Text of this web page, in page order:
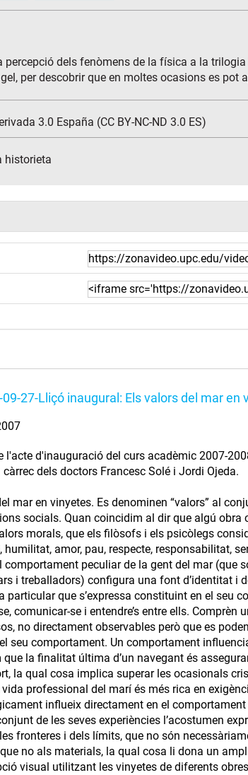
dels fenòmens de la física a la
per descobrir que en moltes ocasions es
3.0 España (CC BY-NC-ND 3.0 ES)
historieta
09-27-Lliçó inaugural: Els valors del mar en
l'acte d'inauguració del curs acadèmic 2007-
dels doctors Francesc Solé i Jordi Ojeda.
mar en vinyetes. Es denominen “valors” al
socials. Quan coincidim al dir que algú
morals, que els filòsofs i els psicòlegs
humilitat, amor, pau, respecte, responsabilitat,
comportament peculiar de la gent del mar (que
i treballadors) configura una font d’identitat i
particular que s’expressa constituint en el seu
comunicar-se i entendre’s entre ells.
no directament observables però que es
seu comportament. Un comportament
que la finalitat última d’un navegant és
la qual cosa implica superar les ocasionals
professional del marí és més rica en
influeix directament en el
de les seves experiències l’acostumen
fronteres i dels límits, que no són
no als materials, la qual cosa li dona un
visual utilitzant les vinyetes de diferents